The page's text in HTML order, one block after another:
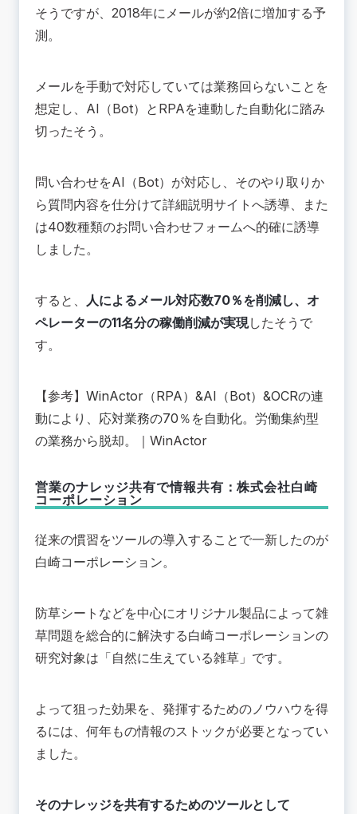
そうですが、2018年にメールが約2倍に増加する予
測。
メールを手動で対応していては業務回らないことを
想定し、AI（Bot）とRPAを連動した自動化に踏み
切ったそう。
問い合わせをAI（Bot）が対応し、そのやり取りか
ら質問内容を仕分けて詳細説明サイトへ誘導、また
は40数種類のお問い合わせフォームへ的確に誘導
しました。
すると、 人によるメール対応数70％を削減し、オ
ペレーターの11名分の稼働削減が実現したそうで
す。
【参考】 WinActor（RPA）&AI（Bot）&OCRの連
動により、応対業務の70％を自動化。労働集約型
の業務から脱却。
｜WinActor
営業のナレッジ共有で情報共有：株式会社白崎
コーポレーション
従来の慣習をツールの導入することで一新したのが
白崎コーポレーション。
防草シートなどを中心にオリジナル製品によって雑
草問題を総合的に解決する白崎コーポレーションの
研究対象は「自然に生えている雑草」です。
よって狙った効果を、発揮するためのノウハウを得
るには、何年もの情報のストックが必要となってい
ました。
そのナレッジを共有するためのツールとして